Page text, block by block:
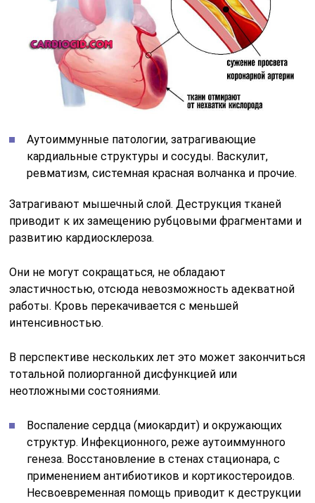
Аутоиммунные патологии, затрагивающие
кардиальные структуры и сосуды. Васкулит,
ревматизм, системная красная волчанка и прочие.
Затрагивают мышечный слой. Деструкция тканей
приводит к их замещению рубцовыми фрагментами и
развитию кардиосклероза.
Они не могут сокращаться, не обладают
эластичностью, отсюда невозможность адекватной
работы. Кровь перекачивается с меньшей
интенсивностью.
В перспективе нескольких лет это может закончиться
тотальной полиорганной дисфункцией или
неотложными состояниями.
Воспаление сердца (миокардит) и окружающих
структур. Инфекционного, реже аутоиммунного
генеза. Восстановление в стенах стационара, с
применением антибиотиков и кортикостероидов.
Несвоевременная помощь приводит к деструкции